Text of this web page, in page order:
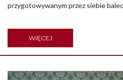
przygotowywanym przez siebie
WIĘCEJ